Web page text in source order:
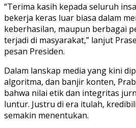
“Terima kasih kepada seluruh
bekerja keras luar biasa dalam
keberhasilan, maupun berbagai
terjadi di masyarakat,” lanjut
pesan Presiden.
Dalam lanskap media yang kini
algoritma, dan banjir konten,
bahwa nilai etik dan integritas
luntur. Justru di era itulah,
semakin menentukan.